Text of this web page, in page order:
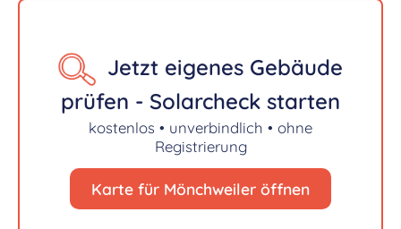
Jetzt eigenes Gebäude
prüfen - Solarcheck starten
kostenlos • unverbindlich • ohne
Registrierung
Karte für Mönchweiler öffnen